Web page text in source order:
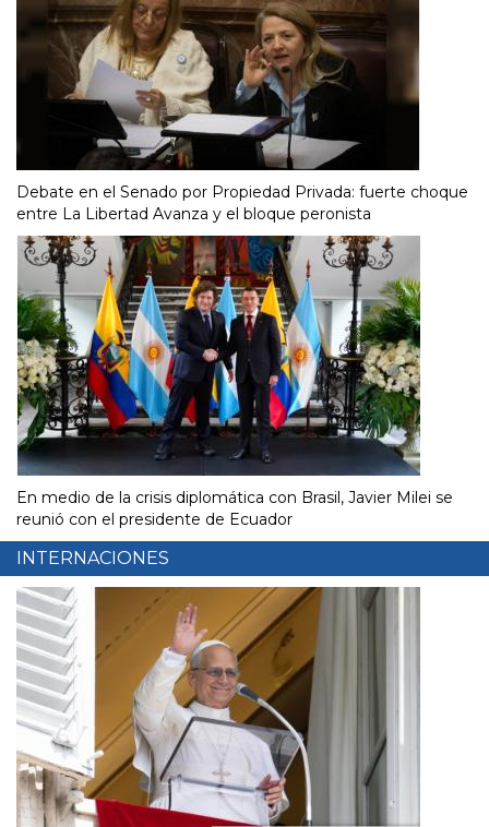
Debate en el Senado por Propiedad Privada: fuerte choque
entre La Libertad Avanza y el bloque peronista
En medio de la crisis diplomática con Brasil, Javier Milei se
reunió con el presidente de Ecuador
INTERNACIONES